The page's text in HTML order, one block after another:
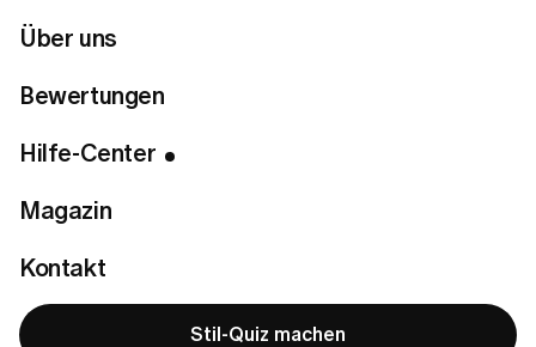
Über uns
Bewertungen
Hilfe-Center
Magazin
Kontakt
Stil-Quiz machen
nachdem ich sie aufgegeben habe?
tun?